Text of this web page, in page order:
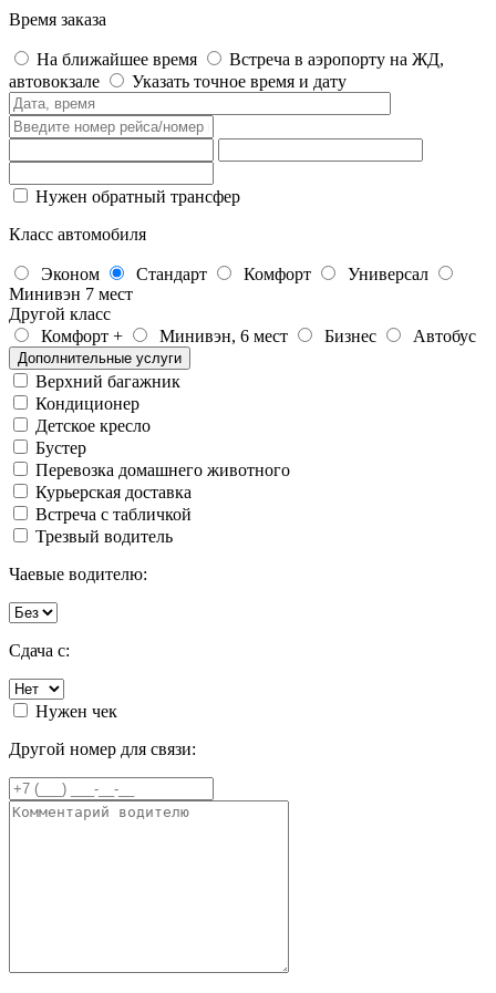
Время заказа
На ближайшее время
Встреча в аэропорту на ЖД,
автовокзале
Указать точное время и дату
Нужен обратный трансфер
Класс автомобиля
Эконом Стандарт Комфорт
Универсал
Минивэн 7 мест
Другой класс
Комфорт +
Минивэн, 6 мест Бизнес Автобус
Дополнительные услуги
Верхний багажник
Кондиционер
Детское кресло
Бустер
Перевозка домашнего животного
Курьерская доставка
Встреча с табличкой
Трезвый водитель
Чаевые водителю:
Сдача с:
Нужен чек
Другой номер для связи: